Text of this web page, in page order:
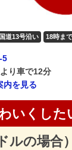
国道13号沿い 18時ま
5
り車で12分
内を見る
いくした
ルの場